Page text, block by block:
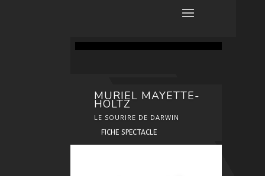
MURIEL MAYETTE-
HOLTZ
LE SOURIRE DE DARWIN
FICHE SPECTACLE